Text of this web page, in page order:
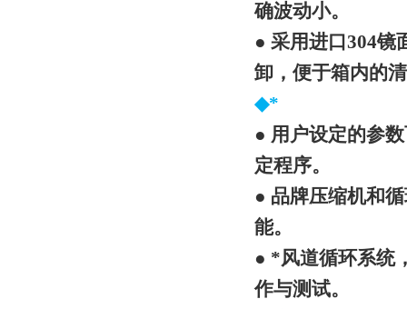
确波动小。
● 采用进口304镜
卸，便于箱内的
◆*
● 用户设定的参
定程序。
● 品牌压缩机和
能。
● *风道循环系统
作与测试。